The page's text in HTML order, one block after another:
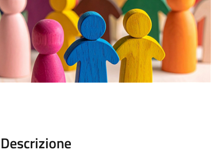
Descrizione